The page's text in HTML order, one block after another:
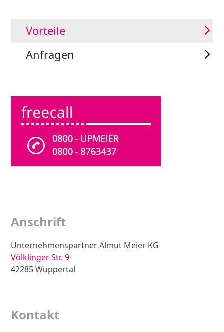
Vorteile
Anfragen
Anschrift
Unternehmenspartner Almut Meier KG
Völklinger Str. 9
42285 Wuppertal
Kontakt